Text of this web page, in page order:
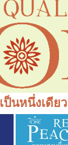
นหนึ่งเดีย